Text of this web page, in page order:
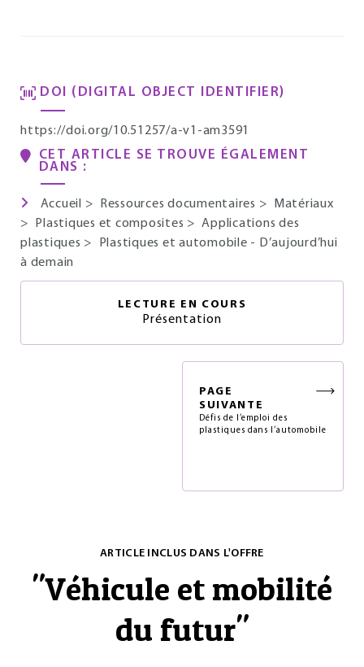
DOI (DIGITAL OBJECT IDENTIFIER)
https://doi.org/10.51257/a-v1-am3591
CET ARTICLE SE TROUVE ÉGALEMENT
DANS :
Accueil > Ressources documentaires >
Matériaux
>
Plastiques et composites >Applications des
plastiques >
Plastiques et automobile - D’aujourd’hui
à demain
LECTURE EN COURS
Présentation
PAGE
SUIVANTE
Défis de l’emploi des
plastiques dans l’automobile
ARTICLE INCLUS DANS L'OFFRE
"Véhicule et mobilité
du futur"